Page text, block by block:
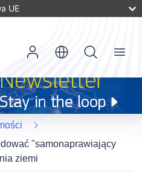
UE
Menu
"samonaprawiający
ziemi